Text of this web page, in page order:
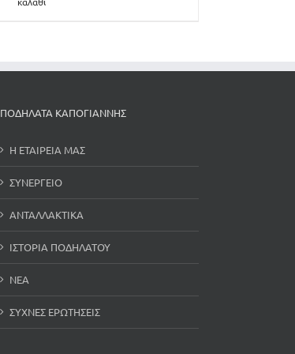
ΠΟΔΗΛΑΤΑ ΚΑΠΟΓΙΑΝΝΗΣ
Η ΕΤΑΙΡΕΙΑ ΜΑΣ
ΣΥΝΕΡΓΕΙΟ
ΑΝΤΑΛΛΑΚΤΙΚΑ
ΙΣΤΟΡΙΑ ΠΟΔΗΛΑΤΟΥ
ΝΕΑ
ΣΥΧΝΕΣ ΕΡΩΤΗΣΕΙΣ